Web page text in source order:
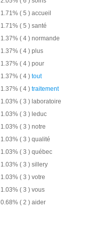
1.71% ( 5 ) accueil
1.71% ( 5 ) santé
1.37% ( 4 ) normande
1.37% ( 4 ) plus
1.37% ( 4 ) pour
1.37% ( 4 )tout
1.37% ( 4 )traitement
1.03% ( 3 ) laboratoire
1.03% ( 3 ) leduc
1.03% ( 3 ) notre
1.03% ( 3 ) qualité
1.03% ( 3 ) québec
1.03% ( 3 ) sillery
1.03% ( 3 ) votre
1.03% ( 3 ) vous
0.68% ( 2 ) aider